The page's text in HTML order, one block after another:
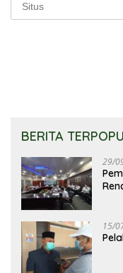
BERITA
29/
15/